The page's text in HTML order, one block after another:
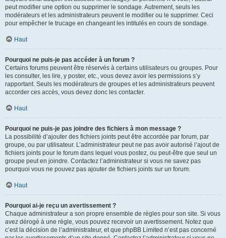
peut modifier une option ou supprimer le sondage. Autrement, seuls les
modérateurs et les administrateurs peuvent le modifier ou le supprimer. Ceci
pour empêcher le trucage en changeant les intitulés en cours de sondage.
Haut
Pourquoi ne puis-je pas accéder à un forum ?
Certains forums peuvent être réservés à certains utilisateurs ou groupes. Pour
les consulter, les lire, y poster, etc., vous devez avoir les permissions s’y
rapportant. Seuls les modérateurs de groupes et les administrateurs peuvent
accorder ces accès, vous devez donc les contacter.
Haut
Pourquoi ne puis-je pas joindre des fichiers à mon message ?
La possibilité d’ajouter des fichiers joints peut être accordée par forum, par
groupe, ou par utilisateur. L’administrateur peut ne pas avoir autorisé l’ajout de
fichiers joints pour le forum dans lequel vous postez, ou peut-être que seul un
groupe peut en joindre. Contactez l’administrateur si vous ne savez pas
pourquoi vous ne pouvez pas ajouter de fichiers joints sur un forum.
Haut
Pourquoi ai-je reçu un avertissement ?
Chaque administrateur a son propre ensemble de règles pour son site. Si vous
avez dérogé à une règle, vous pouvez recevoir un avertissement. Notez que
c’est la décision de l’administrateur, et que phpBB Limited n’est pas concerné